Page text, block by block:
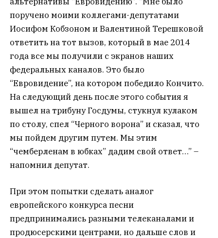
поручено моими коллегами-депутатами
Иосифом Кобзоном и Валентиной Терешковой
ответить на тот вызов, который в мае 2014
года все мы получили с экранов наших
федеральных каналов. Это было
“Евровидение”, на котором победило Кончито.
На следующий день после этого события я
вышел на трибуну Госдумы, стукнул кулаком
по столу, спел “Черного ворона” и сказал, что
мы пойдем другим путем. Мы этим
“чемберленам в юбках” дадим свой ответ…” –
напомнил депутат.
При этом попытки сделать аналог
европейского конкурса песни
предпринимались разными телеканалами и
продюсерскими центрами, но дальше слов и